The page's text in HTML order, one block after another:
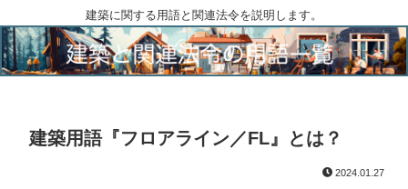
建築に関する用語と関連法令を説明します。
建築用語『フロアライン／FL』とは？
2024.01.27